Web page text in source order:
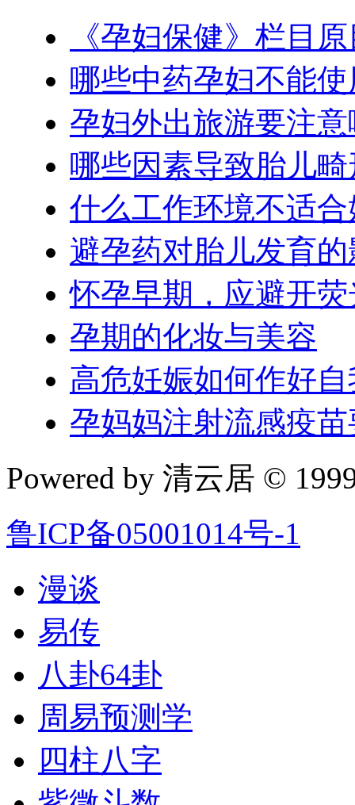
《孕妇保健》栏目
哪些中药孕妇不能使
孕妇外出旅游要注
哪些因素导致胎儿畸
什么工作环境不适
避孕药对胎儿发育
怀孕早期，应避开
孕期的化妆与美容
高危妊娠如何作好
孕妈妈注射流感疫
Powered by 清云居 ©
鲁ICP备05001014号-1
漫谈
易传
八卦64卦
周易预测学
四柱八字